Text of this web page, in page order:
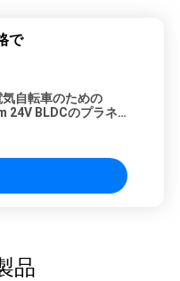
で
自転車のための
24V BLDCのプラネタ
品